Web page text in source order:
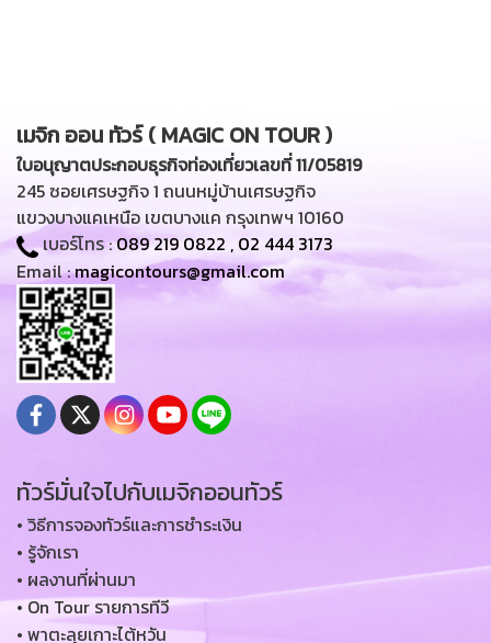
เมจิก ออน ทัวร์ ( MAGIC ON TOUR )
ใบอนุญาตประกอบธุรกิจท่องเที่ยวเลขที่ 11/05819
245 ซอยเศรษฐกิจ 1 ถนนหมู่บ้านเศรษฐกิจ
แขวงบางแคเหนือ เขตบางแค กรุงเทพฯ 10160
เบอร์โทร :089 219 0822 , 02 444 3173
Email :magicontours@gmail.com
ทัวร์มั่นใจไปกับเมจิกออนทัวร์
• วิธีการจองทัวร์และการชำระเงิน
• รู้จักเรา
• ผลงานที่ผ่านมา
• On Tour รายการทีวี
• พาตะลุยเกาะไต้หวัน